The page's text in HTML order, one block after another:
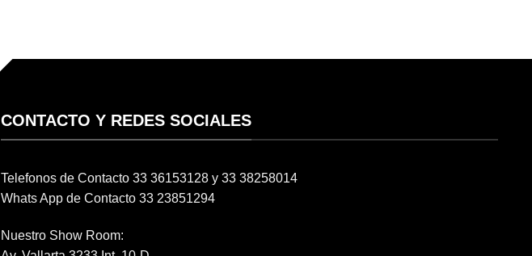
CONTACTO Y REDES SOCIALES
Telefonos de Contacto 33 36153128 y 33 38258014
Whats App de Contacto 33 23851294
Nuestro Show Room: